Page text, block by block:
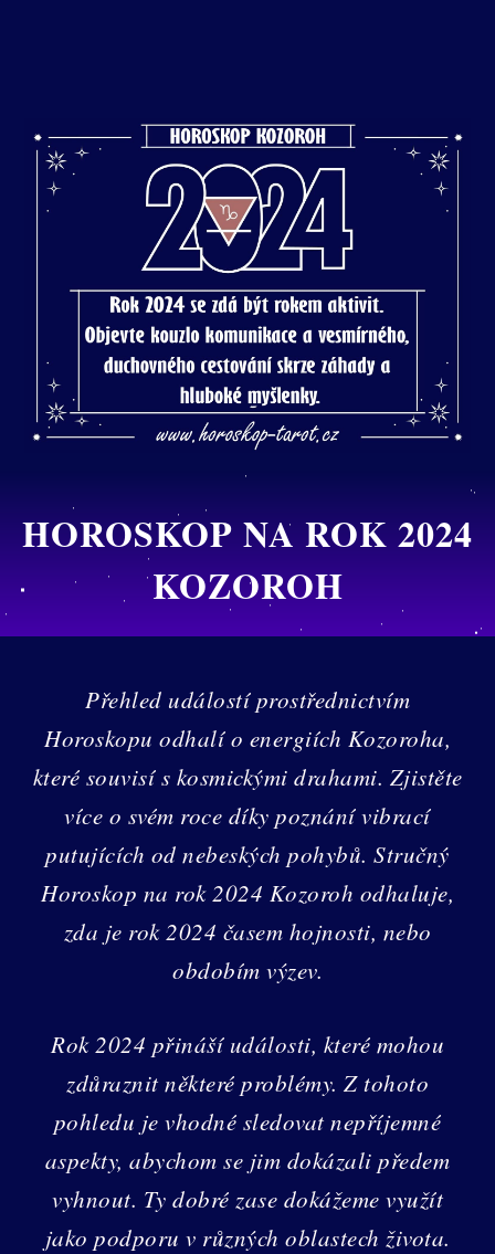
HOROSKOP NA ROK 2024
KOZOROH
Přehled událostí prostřednictvím
Horoskopu odhalí o energiích Kozoroha,
které souvisí s kosmickými drahami. Zjistěte
více o svém roce díky poznání vibrací
putujících od nebeských pohybů. Stručný
Horoskop na rok 2024 Kozoroh odhaluje,
zda je rok 2024 časem hojnosti, nebo
obdobím výzev.
Rok 2024 přináší události, které mohou
zdůraznit některé problémy. Z tohoto
pohledu je vhodné sledovat nepříjemné
aspekty, abychom se jim dokázali předem
vyhnout. Ty dobré zase dokážeme využít
jako podporu v různých oblastech života.